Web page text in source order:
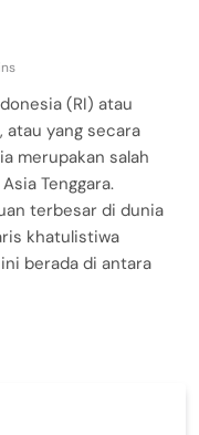
(RI) atau
atau yang secara
merupakan salah
Tenggara.
terbesar di dunia
khatulistiwa
berada di antara